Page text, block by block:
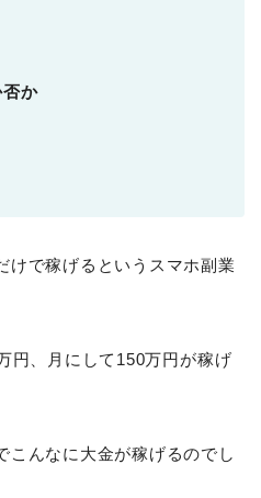
か
けで稼げるというスマホ副業
円、月にして150万円が稼げ
こんなに大金が稼げるのでし